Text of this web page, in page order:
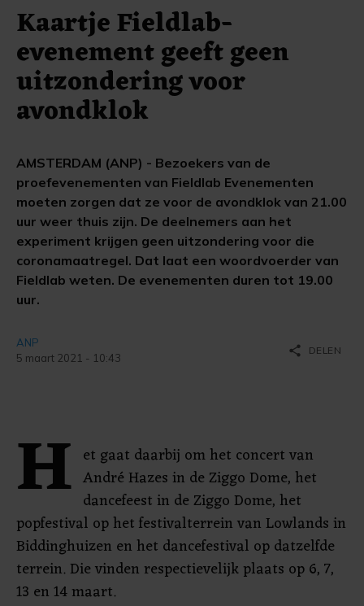
Kaartje Fieldlab-
evenement geeft geen
uitzondering voor
avondklok
AMSTERDAM (ANP) - Bezoekers van de
proefevenementen van Fieldlab Evenementen
moeten zorgen dat ze voor de avondklok van 21.00
uur weer thuis zijn. De deelnemers aan het
experiment krijgen geen uitzondering voor die
coronamaatregel. Dat laat een woordvoerder van
Fieldlab weten. De evenementen duren tot 19.00
uur.
ANP
5 maart 2021 - 10:43
share DELEN
H et gaat daarbij om het concert van
André Hazes in de Ziggo Dome, het
dancefeest in de Ziggo Dome, het
popfestival op het festivalterrein van Lowlands in
Biddinghuizen en het dancefestival op datzelfde
terrein. Die vinden respectievelijk plaats op 6, 7,
13 en 14 maart.